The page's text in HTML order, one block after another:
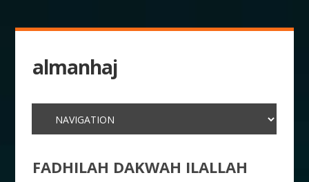
almanhaj
FADHILAH DAKWAH ILALLAH